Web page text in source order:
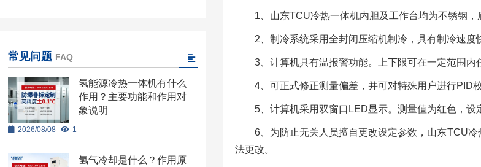
1、山东TCU冷热一体机内胆及工作台均为不锈钢，
2、制冷系统采用全封闭压缩机制冷，具有制冷速度
3、计算机具有温报警功能。上下限可在一定范围内
4、可正式修正测量偏差，并可对特殊用户进行PID
5、计算机采用双窗口LED显示。测量值为红色，设
6、为防止无关人员擅自更改设定参数，山东TCU
法更改。
常见问题 FAQ
氢能源冷热一体机有什么
作用？主要功能和作用对
象说明
2026/08/08 1
氢气冷却是什么？作用原